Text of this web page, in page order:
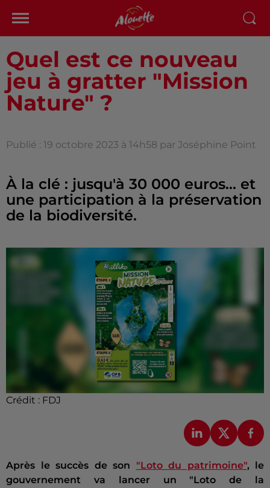
Quel est ce nouveau
jeu à gratter "Mission
Nature" ?
Publié : 19 octobre 2023 à 14h58 par Joséphine Point
À la clé : jusqu'à 30 000 euros... et
une participation à la préservation
de la biodiversité.
Crédit : FDJ
Après le succès de son "Loto du patrimoine", le
gouvernement va lancer un "Loto de la